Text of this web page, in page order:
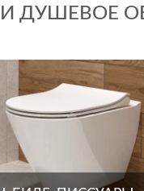
ДУШЕВОЕ